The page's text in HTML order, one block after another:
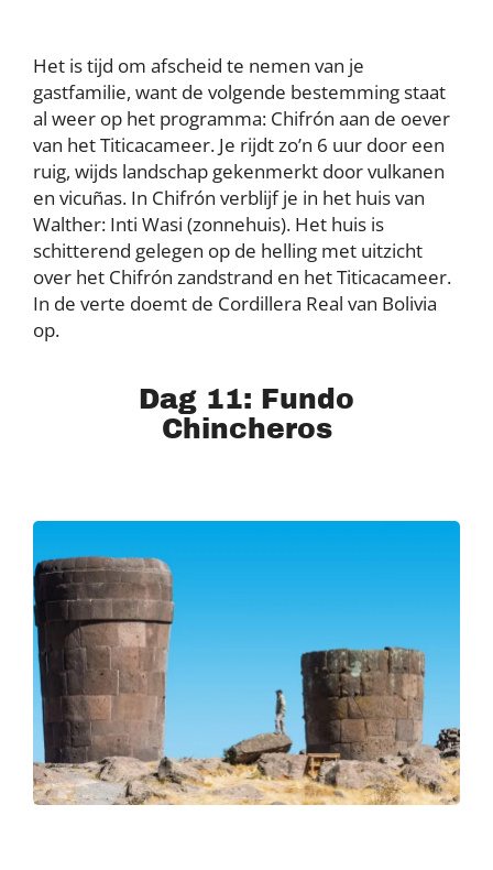
Het is tijd om afscheid te nemen van je
gastfamilie, want de volgende bestemming staat
al weer op het programma: Chifrón aan de oever
van het Titicacameer. Je rijdt zo’n 6 uur door een
ruig, wijds landschap gekenmerkt door vulkanen
en vicuñas. In Chifrón verblijf je in het huis van
Walther: Inti Wasi (zonnehuis). Het huis is
schitterend gelegen op de helling met uitzicht
over het Chifrón zandstrand en het Titicacameer.
In de verte doemt de Cordillera Real van Bolivia
op.
Dag 11: Fundo
Chincheros